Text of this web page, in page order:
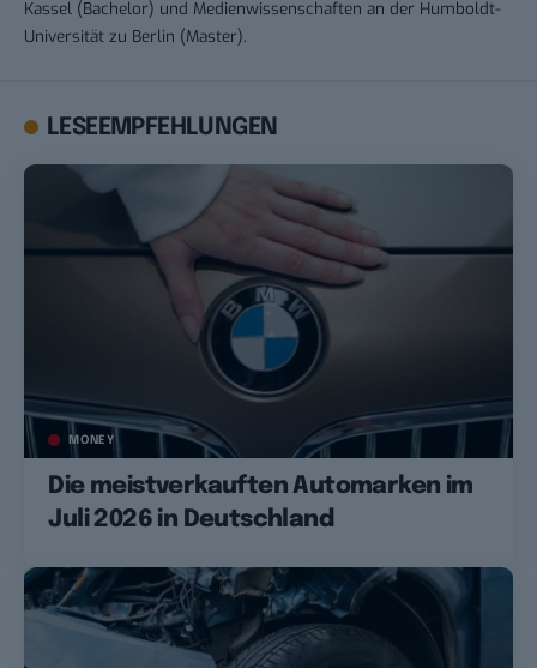
Kassel (Bachelor) und Medienwissenschaften an der Humboldt-
Universität zu Berlin (Master).
LESEEMPFEHLUNGEN
MONEY
Die meistverkauften Automarken im
Juli 2026 in Deutschland